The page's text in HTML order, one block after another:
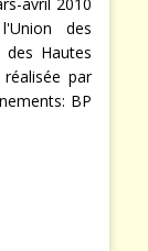
avril 2010
des
des Hautes
par